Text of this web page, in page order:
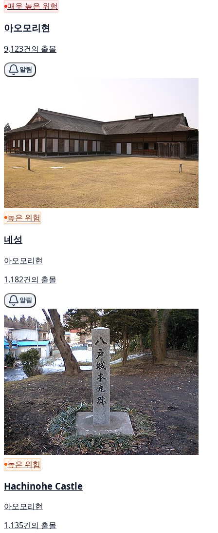
매우 높은 위험
아오모리현
9,123건의 출몰
알림
높은 위험
네성
아오모리현
1,182건의 출몰
알림
높은 위험
Hachinohe Castle
아오모리현
1,135건의 출몰